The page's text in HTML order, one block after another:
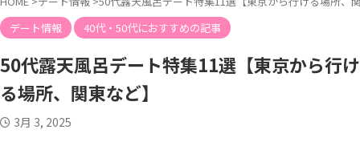
中高年、熟年の恋愛・結婚コラム
デート情報
診断コンテンツ
中高年
熟年シリーズ
60代からのラブストーリー
40代・50代からのラブストーリー
デート情報
40代・50代におすすめの記事
50代露天風呂デート特集11選【東京から行け
る場所、関東など】
3月 3, 2025